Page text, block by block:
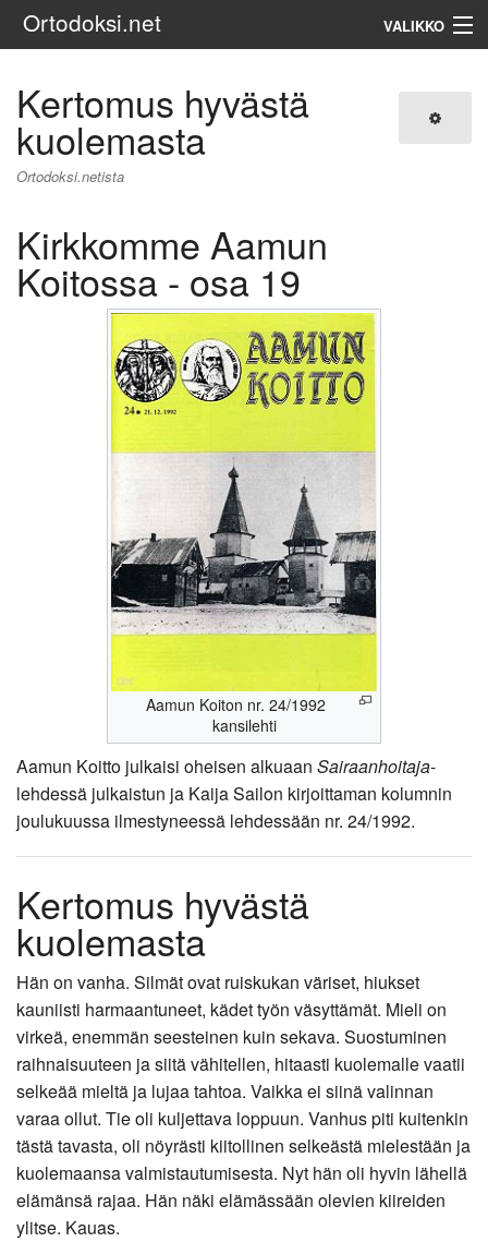
Ortodoksi.net VALIKKO
Kertomus hyvästä
kuolemasta
Ortodoksi.netista
Kirkkomme Aamun
Koitossa - osa 19
Aamun Koiton nr. 24/1992
kansilehti
Aamun Koitto julkaisi oheisen alkuaan Sairaanhoitaja-
lehdessä julkaistun ja Kaija Sailon kirjoittaman kolumnin
joulukuussa ilmestyneessä lehdessään nr. 24/1992.
Kertomus hyvästä
kuolemasta
Hän on vanha. Silmät ovat ruiskukan väriset, hiukset
kauniisti harmaantuneet, kädet työn väsyttämät. Mieli on
virkeä, enemmän seesteinen kuin sekava. Suostuminen
raihnaisuuteen ja siitä vähitellen, hitaasti kuolemalle vaatii
selkeää mieltä ja lujaa tahtoa. Vaikka ei siinä valinnan
varaa ollut. Tie oli kuljettava loppuun. Vanhus piti kuitenkin
tästä tavasta, oli nöyrästi kiitollinen selkeästä mielestään ja
kuolemaansa valmistautumisesta. Nyt hän oli hyvin lähellä
elämänsä rajaa. Hän näki elämässään olevien kiireiden
ylitse. Kauas.